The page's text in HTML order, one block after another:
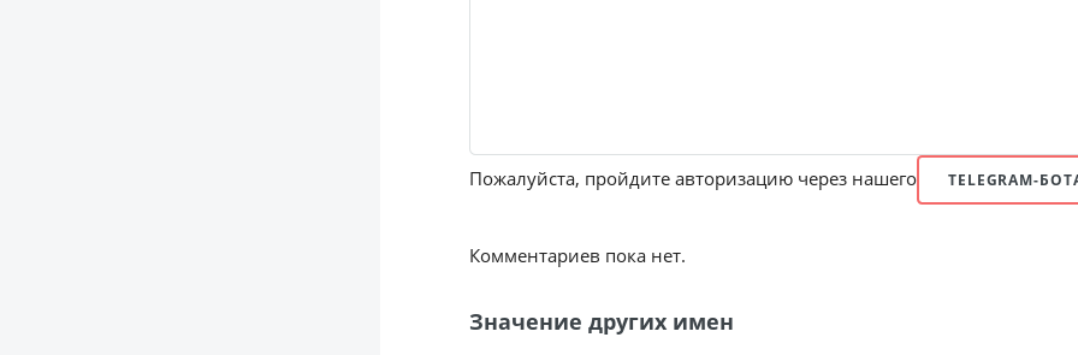
Пожалуйста, пройдите авторизацию через нашего TELEGRAM-
Комментариев пока нет.
Значение других имен